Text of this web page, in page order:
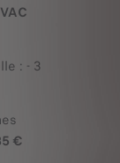
E-208 STYLE
: - 3
conditionnelle et
€